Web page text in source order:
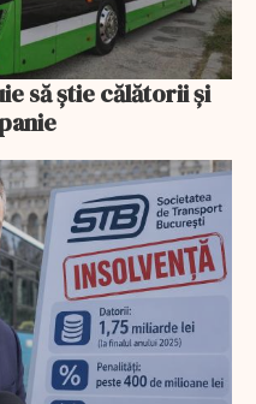
să ştie călătorii şi